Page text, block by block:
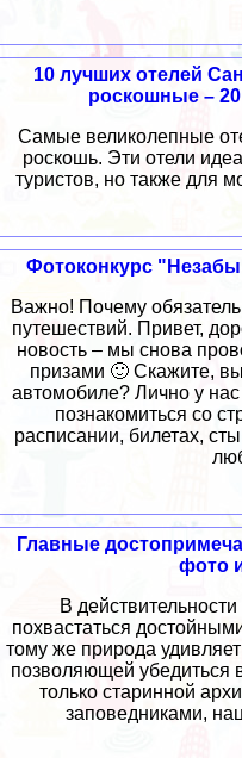
10 лучших отелей
роскошные –
Самые великолепные
роскошь. Эти отели
туристов, но также для
Фотоконкурс
Важно! Почему
путешествий. Привет,
новость – мы снова
призами 🙂 Скажите,
автомобиле? Лично у
познакомиться со
расписании, билетах,
Главные
фото
В
похвастаться
тому же природа
позволяющей убедиться
только старинной
заповедниками,